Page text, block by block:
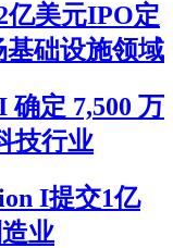
美元IPO定
础设施领域
确定 7,500 万
技行业
I提交1亿
业